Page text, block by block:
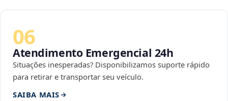
06
Atendimento Emergencial 24h
Situações inesperadas? Disponibilizamos suporte rápido
para retirar e transportar seu veículo.
SAIBA MAIS